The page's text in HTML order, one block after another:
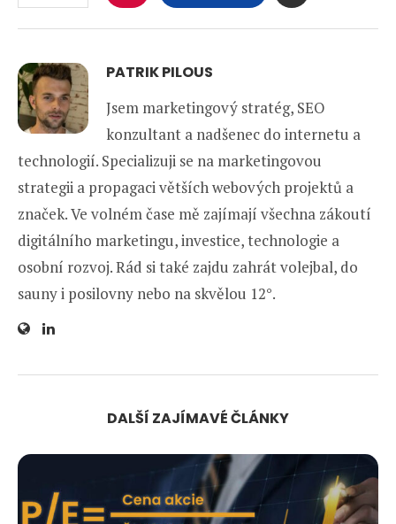
PATRIK PILOUS
Jsem marketingový stratég, SEO
konzultant a nadšenec do internetu a
technologií. Specializuji se na marketingovou
strategii a propagaci větších webových projektů a
značek. Ve volném čase mě zajímají všechna zákoutí
digitálního marketingu, investice, technologie a
osobní rozvoj. Rád si také zajdu zahrát volejbal, do
sauny i posilovny nebo na skvělou 12°.
DALŠÍ ZAJÍMAVÉ ČLÁNKY